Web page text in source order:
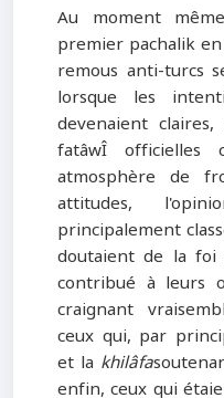
Au moment
premier pachalik
remous anti-turcs
lorsque les
devenaient
fatâwÎ officielles
atmosphère de
attitudes,
principalement
doutaient de la foi
contribué à leurs
craignant
ceux qui, par
et la khilâfa
enfin, ceux qui